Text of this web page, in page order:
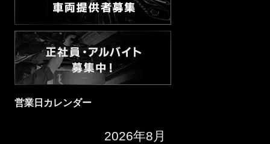
営業日カレンダー
2026年8月